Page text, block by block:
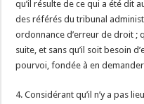
qu’il résulte de ce qui a été dit
des référés du tribunal
ordonnance d’erreur de droit ;
suite, et sans qu’il soit besoin
pourvoi, fondée à en demander
4. Considérant qu’il n’y a pas